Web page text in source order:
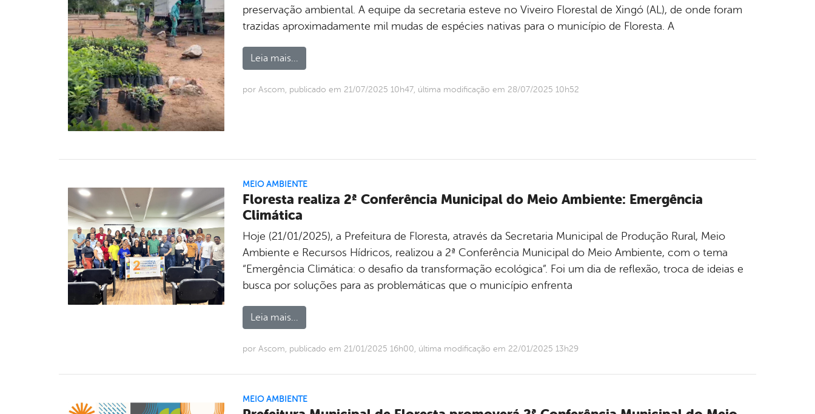
preservação ambiental. A equipe da secretaria esteve no Viveiro Florestal de Xingó (AL), de onde foram
trazidas aproximadamente mil mudas de espécies nativas para o município de Floresta. A
Leia mais...
por Ascom, publicado em 21/07/2025 10h47, última modificação em 28/07/2025 10h52
MEIO AMBIENTE
Floresta realiza 2ª Conferência Municipal do Meio Ambiente: Emergência
Climática
Hoje (21/01/2025), a Prefeitura de Floresta, através da Secretaria Municipal de Produção Rural, Meio
Ambiente e Recursos Hídricos, realizou a 2ª Conferência Municipal do Meio Ambiente, com o tema
“Emergência Climática: o desafio da transformação ecológica”. Foi um dia de reflexão, troca de ideias e
busca por soluções para as problemáticas que o município enfrenta
Leia mais...
por Ascom, publicado em 21/01/2025 16h00, última modificação em 22/01/2025 13h29
MEIO AMBIENTE